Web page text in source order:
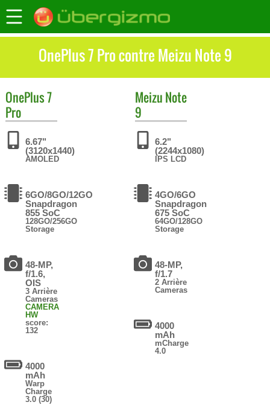
OnePlus 7 Pro contre Meizu Note 9
OnePlus7
Pro
6.67"
(3120x1440)
AMOLED
6GO/8GO/12GO
Snapdragon
855 SoC
128GO/256GO
Storage
48-MP,
f/1.6,
OIS
3 Arrière
Cameras
CAMERA
HW
score:
132
4000
mAh
Warp
Charge
3.0 (30)
Meizu Note
9
6.2"
(2244x1080)
IPS LCD
4GO/6GO
Snapdragon
675 SoC
64GO/128GO
Storage
48-MP,
f/1.7
2 Arrière
Cameras
4000
mAh
mCharge
4.0